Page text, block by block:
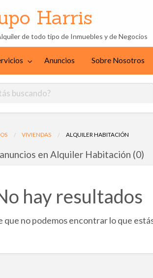
Contacto
Harris
de todo tipo de Inmuebles y de Negocios
Anuncios Sobre Nosotros
VIVIENDAS ALQUILER HABITACIÓN
en Alquiler Habitación (0)
hay resultados
que no podemos encontrar lo que